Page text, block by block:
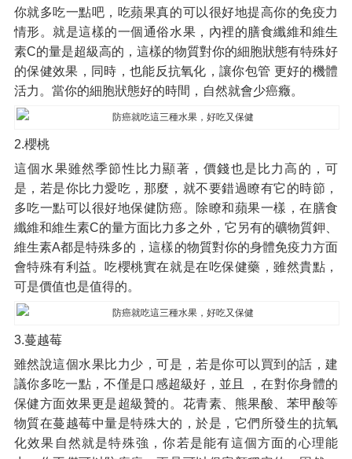
你就多吃一點吧，吃蘋果真的可以很好地提高你的免疫力
情形。就是這樣的一個通俗水果，內裡的膳食纖維和維生
素C的量是超級高的，這樣的物質對你的細胞狀態有特殊好
的保健效果，同時，也能反抗氧化，讓你包管 更好的機體
活力。當你的細胞狀態好的時間，自然就會少癌癥。
2.櫻桃
這個水果雖然季節性比力顯著，價錢也是比力高的，可
是，若是你比力愛吃，那麼，就不要錯過瞭有它的時節，
多吃一點可以很好地保健防癌。除瞭和蘋果一樣，在膳食
纖維和維生素C的量方面比力多之外，它另有的礦物質鉀、
維生素A都是特殊多的，這樣的物質對你的身體免疫力方面
會特殊有利益。吃櫻桃實在就是在吃保健藥，雖然貴點，
可是價值也是值得的。
3.蔓越莓
雖然說這個水果比力少，可是，若是你可以買到的話，建
議你多吃一點，不僅是口感超級好，並且 ，在對你身體的
保健方面效果更是超級贊的。花青素、熊果酸、苯甲酸等
物質在蔓越莓中量是特殊大的，於是，它們所發生的抗氧
化效果自然就是特殊強，你若是能有這個方面的心理能